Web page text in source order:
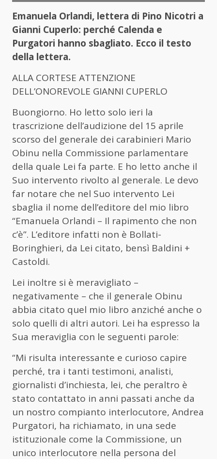
Emanuela Orlandi, lettera di Pino Nicotri a
Gianni Cuperlo: perché Calenda e
Purgatori hanno sbagliato. Ecco il testo
della lettera.
ALLA CORTESE ATTENZIONE
DELL’ONOREVOLE GIANNI CUPERLO
Buongiorno. Ho letto solo ieri la
trascrizione dell’audizione del 15 aprile
scorso del generale dei carabinieri Mario
Obinu nella Commissione parlamentare
della quale Lei fa parte. E ho letto anche il
Suo intervento rivolto al generale. Le devo
far notare che nel Suo intervento Lei
sbaglia il nome dell’editore del mio libro
“Emanuela Orlandi – Il rapimento che non
c’è”. L’editore infatti non è Bollati-
Boringhieri, da Lei citato, bensì Baldini +
Castoldi.
Lei inoltre si è meravigliato –
negativamente – che il generale Obinu
abbia citato quel mio libro anziché anche o
solo quelli di altri autori. Lei ha espresso la
Sua meraviglia con le seguenti parole:
“Mi risulta interessante e curioso capire
perché, tra i tanti testimoni, analisti,
giornalisti d’inchiesta, lei, che peraltro è
stato contattato in anni passati anche da
un nostro compianto interlocutore, Andrea
Purgatori, ha richiamato, in una sede
istituzionale come la Commissione, un
unico interlocutore nella persona del